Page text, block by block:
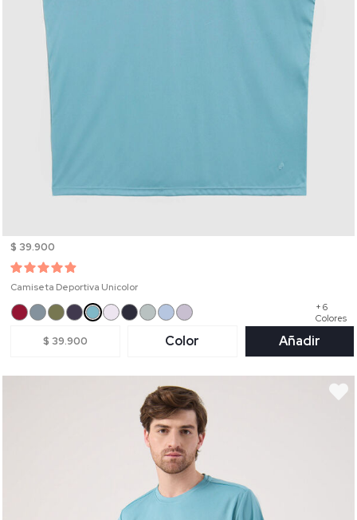
$ 39.900
Camiseta Deportiva Unicolor
+ 6
Colores
$ 39.900 Color Añadir